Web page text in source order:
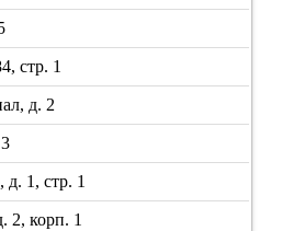
стр. 1
д. 2
д. 1, стр. 1
2, корп. 1